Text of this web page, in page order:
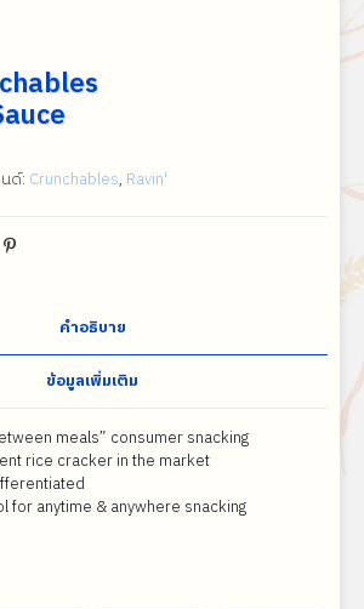
ด์: Crunchables, Ravin'
คำอธิบาย
ข้อมูลเพิ่มเติม
meals” consumer snacking
rice cracker in the market
for anytime & anywhere snacking